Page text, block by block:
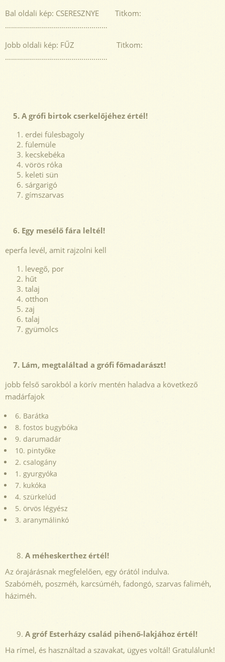
Bal oldali kép: CSERESZNYE Titkom:
……………………………………………
Jobb oldali kép: FŰZ Titkom:
……………………………………………
5. A grófi birtok cserkelőjéhez értél!
erdei fülesbagoly
fülemüle
kecskebéka
vörös róka
keleti sün
sárgarigó
gímszarvas
6. Egy mesélő fára leltél!
eperfa levél, amit rajzolni kell
levegő, por
hűt
talaj
otthon
zaj
talaj
gyümölcs
7. Lám, megtaláltad a grófi főmadarászt!
jobb felső sarokból a körív mentén haladva a következő
madárfajok
6. Barátka
8. fostos bugybóka
9. darumadár
10. pintyőke
2. csalogány
1. gyurgyóka
7. kukóka
4. szürkelúd
5. örvös légyész
3. aranymálinkó
A méheskerthez értél!
Az órajárásnak megfelelően, egy órától indulva.
Szabóméh, poszméh, karcsúméh, fadongó, szarvas faliméh,
háziméh.
A gróf Esterházy család pihenő-lakjához értél!
Ha rímel, és használtad a szavakat, ügyes voltál! Gratulálunk!